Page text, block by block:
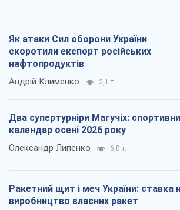
Як атаки Сил оборони України
скоротили експорт російських
нафтопродуктів
Андрій Клименко 2,1 т.
Два супертурніри Магучіх:
календар осені 2026 року
Олександр Липенко 6,0 т.
Ракетний щит і меч України: ставка
виробництво власних ракет